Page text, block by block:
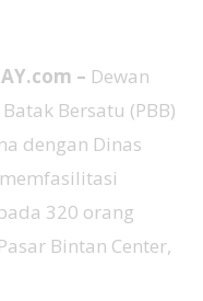
– Dewan
Bersatu (PBB)
dengan Dinas
320 orang
Bintan Center,